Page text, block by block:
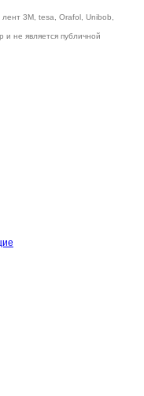
3M, tesa, Orafol, Unibob,
не является публичной